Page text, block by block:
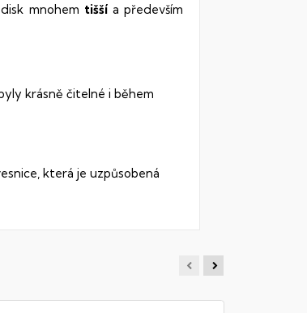
mnohem tišší a především
krásně čitelné i během
která je uzpůsobená